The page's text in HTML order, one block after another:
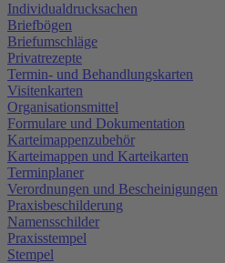
Individualdrucksachen
Briefbögen
Briefumschläge
Privatrezepte
Termin- und Behandlungskarten
Visitenkarten
Organisationsmittel
Formulare und Dokumentation
Karteimappenzubehör
Karteimappen und Karteikarten
Terminplaner
Verordnungen und Bescheinigungen
Praxisbeschilderung
Namensschilder
Praxisstempel
Stempel